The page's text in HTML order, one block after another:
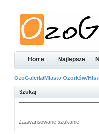
Home Najlepsze
OzoGaleria/Miasto Ozorków/
Szukaj
Zaawansowane szukanie